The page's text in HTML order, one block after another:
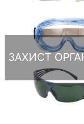
ЗАХИСТ